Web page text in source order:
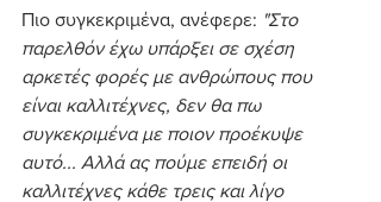
Πιο συγκεκριμένα, ανέφερε: "Στο
παρελθόν έχω υπάρξει σε σχέση
αρκετές φορές με ανθρώπους που
είναι καλλιτέχνες, δεν θα πω
συγκεκριμένα με ποιον προέκυψε
αυτό... Αλλά ας πούμε επειδή οι
καλλιτέχνες κάθε τρεις και λίγο